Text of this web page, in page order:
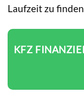
Laufzeit zu finden.
KFZ